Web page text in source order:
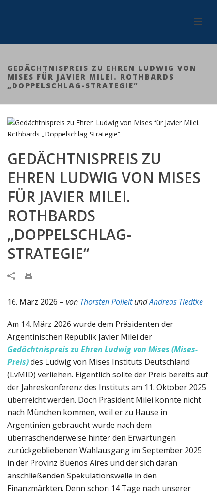
GEDÄCHTNISPREIS ZU EHREN LUDWIG VON
MISES FÜR JAVIER MILEI. ROTHBARDS
„DOPPELSCHLAG-STRATEGIE“
GEDÄCHTNISPREIS ZU
EHREN LUDWIG VON MISES
FÜR JAVIER MILEI.
ROTHBARDS
„DOPPELSCHLAG-
STRATEGIE“
16. März 2026 – von Thorsten PolleitundAndreas Tiedtke
Am 14. März 2026 wurde dem Präsidenten der
Argentinischen Republik Javier Milei der
Gedächtnispreis zu Ehren Ludwig von Mises (Mises-
Preis)des Ludwig von Mises Instituts Deutschland
(LvMID) verliehen. Eigentlich sollte der Preis bereits auf
der Jahreskonferenz des Instituts am 11. Oktober 2025
überreicht werden. Doch Präsident Milei konnte nicht
nach München kommen, weil er zu Hause in
Argentinien gebraucht wurde nach dem
überraschenderweise hinter den Erwartungen
zurückgebliebenen Wahlausgang im September 2025
in der Provinz Buenos Aires und der sich daran
anschließenden Spekulationswelle in den
Finanzmärkten. Denn schon 14 Tage nach unserer